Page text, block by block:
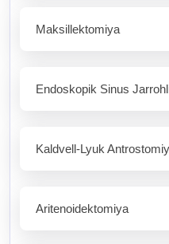
Maksillektomiya
Endoskopik Sinus
Kaldvell-Lyuk
Aritenoidektomiya